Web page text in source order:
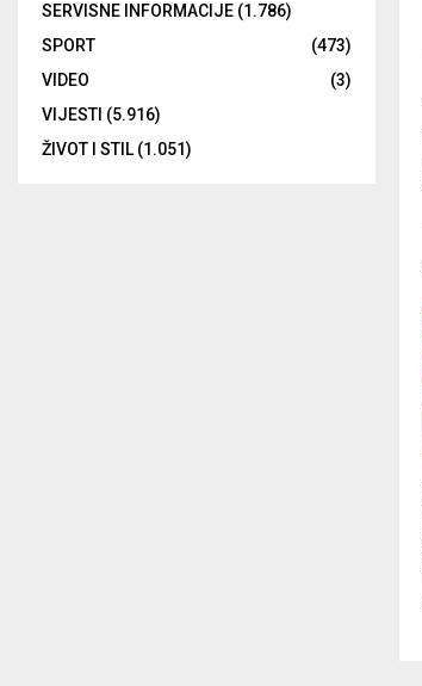
SERVISNE INFORMACIJE (1.786)
SPORT
(473)
VIDEO
(3)
VIJESTI (5.916)
ŽIVOT I STIL(1.051)